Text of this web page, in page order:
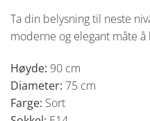
Ta din belysning til neste
moderne og elegant måte
Høyde: 90 cm
Diameter: 75 cm
Farge: Sort